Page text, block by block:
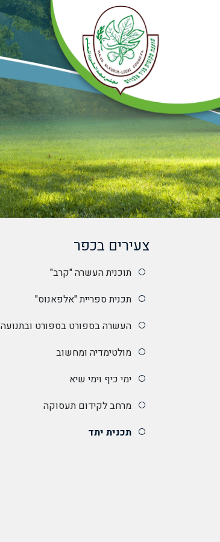
צעירים בכפר
תוכנית העשרה "קרב"
תכנית ספריית "אלפאנוס"
העשרה בספורט בספורט ובתנועה
מולטימדיה ומחשוב
ימי כיף וימי שיא
מרחב לקידום תעסוקה
תכנית יתד